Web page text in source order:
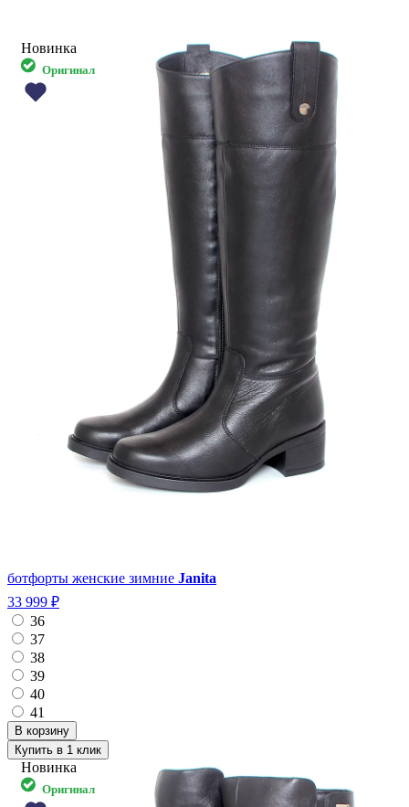
Новинка
Оригинал
ботфорты женские зимние Janita
33 999 ₽
36
37
38
39
40
41
Купить в 1 клик
Новинка
Оригинал